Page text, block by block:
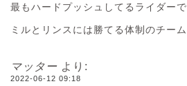
最もハードプッシュしてるライダーで
ミルとリンスには勝てる体制のチー
マッター より:
2022-06-12 09:18